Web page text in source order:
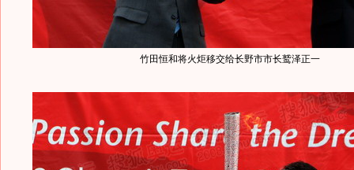
竹田恒和将火炬移交给长野市市长鹫泽正一